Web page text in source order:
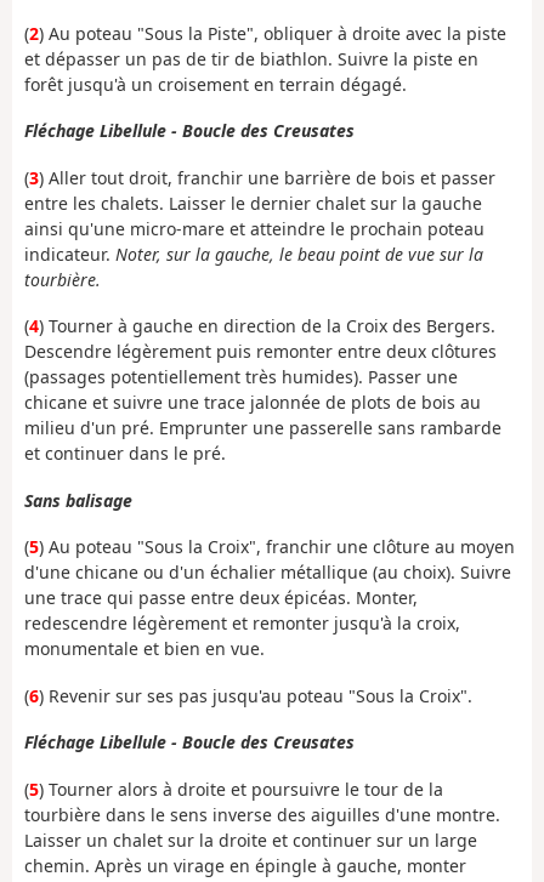
(2) Au poteau "Sous la Piste", obliquer à droite avec la piste
et dépasser un pas de tir de biathlon. Suivre la piste en
forêt jusqu'à un croisement en terrain dégagé.
Fléchage Libellule - Boucle des Creusates
(3) Aller tout droit, franchir une barrière de bois et passer
entre les chalets. Laisser le dernier chalet sur la gauche
ainsi qu'une micro-mare et atteindre le prochain poteau
indicateur. Noter, sur la gauche, le beau point de vue sur la
tourbière.
(4) Tourner à gauche en direction de la Croix des Bergers.
Descendre légèrement puis remonter entre deux clôtures
(passages potentiellement très humides). Passer une
chicane et suivre une trace jalonnée de plots de bois au
milieu d'un pré. Emprunter une passerelle sans rambarde
et continuer dans le pré.
Sans balisage
(5) Au poteau "Sous la Croix", franchir une clôture au moyen
d'une chicane ou d'un échalier métallique (au choix). Suivre
une trace qui passe entre deux épicéas. Monter,
redescendre légèrement et remonter jusqu'à la croix,
monumentale et bien en vue.
(6) Revenir sur ses pas jusqu'au poteau "Sous la Croix".
Fléchage Libellule - Boucle des Creusates
(5) Tourner alors à droite et poursuivre le tour de la
tourbière dans le sens inverse des aiguilles d'une montre.
Laisser un chalet sur la droite et continuer sur un large
chemin. Après un virage en épingle à gauche, monter